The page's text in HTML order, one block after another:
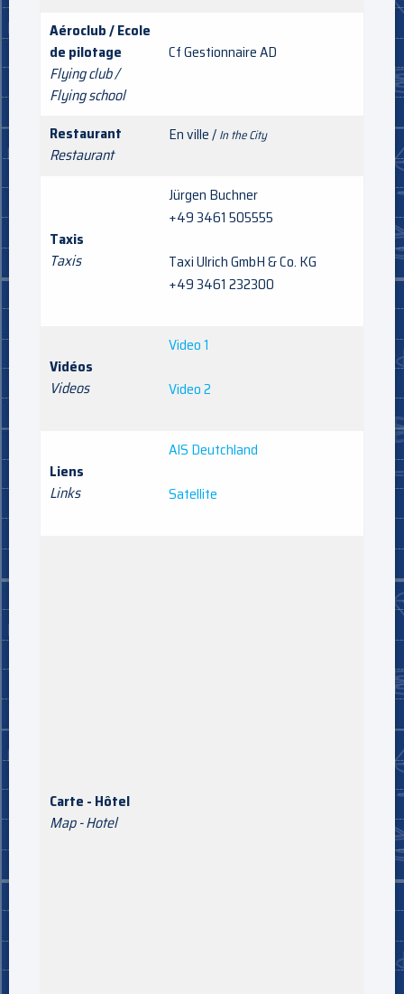
Aéroclub / Ecole
de pilotage
Flying club /
Flying school
Cf Gestionnaire AD
Restaurant
Restaurant
En ville /In the City
Taxis
Taxis
Jürgen Buchner
+49 3461 505555
Taxi Ulrich GmbH & Co. KG
+49 3461 232300
Vidéos
Videos
Video 1
Video 2
Liens
Links
AIS Deutchland
Satellite
Carte - Hôtel
Map - Hotel